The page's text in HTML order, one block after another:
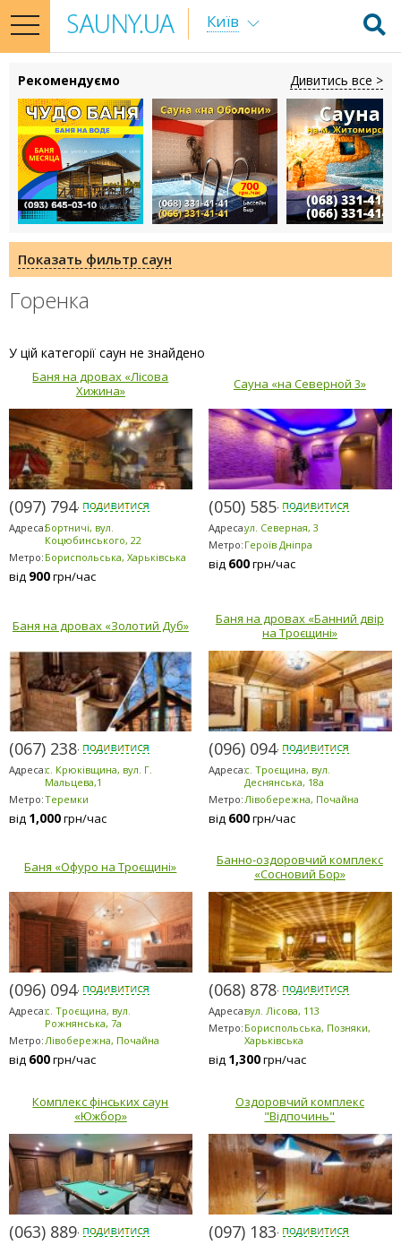
toggle
navigation
Київ
Рекомендуємо Дивитись все >
Горенка
У цій категорії саун не знайдено
Баня на дровах «Лісова
Хижина»
(097) 794-2303
Адреса:Бортничі, вул.
Коцюбинського, 22
Метро: Бориспольська, Харьківська
від 900грн/час
Сауна «на Северной 3»
(050) 585-1371
Адреса:ул. Северная, 3
Метро: Героїв Дніпра
від 600грн/час
Баня на дровах «Золотий Дуб»
(067) 238-8080
Адреса:с. Крюківщина, вул. Г.
Мальцева,1
Метро:Теремки
від 1,000грн/час
Баня на дровах «Банний двір
на Троєщині»
(096) 094-5294
Адреса:с. Троєщина, вул.
Деснянська, 18а
Метро: Лівобережна, Почайна
від 600грн/час
Баня «Офуро на Троєщині»
(096) 094-5294
Адреса:с. Троєщина, вул.
Рожнянська, 7а
Метро:Лівобережна, Почайна
від 600грн/час
Банно-оздоровчий комплекс
«Сосновий Бор»
(068) 878-5953
Адреса:вул. Лісова, 113
Метро: Бориспольська, Позняки,
Харьківська
від 1,300грн/час
Комплекс фінських саун
«Южбор»
(063) 889-6200
Оздоровчий комплекс
"Відпочинь"
(097) 183-9184
Показать фильтр саун